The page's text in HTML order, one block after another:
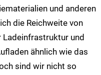
und anderen
die Reichweite von
und
ähnlich wie das
sind wir nicht so